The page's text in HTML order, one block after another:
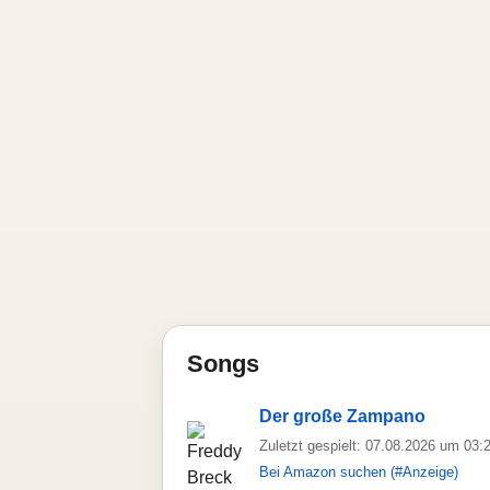
Songs
Der große Zampano
Zuletzt gespielt: 07.08.2026 um
Bei Amazon suchen (#Anzeige)